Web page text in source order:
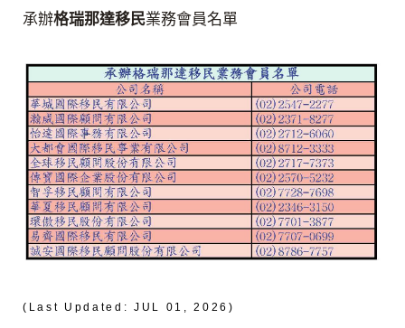
承辦格瑞那達移民業務會員名單
(Last Updated: JUL 01, 2026)